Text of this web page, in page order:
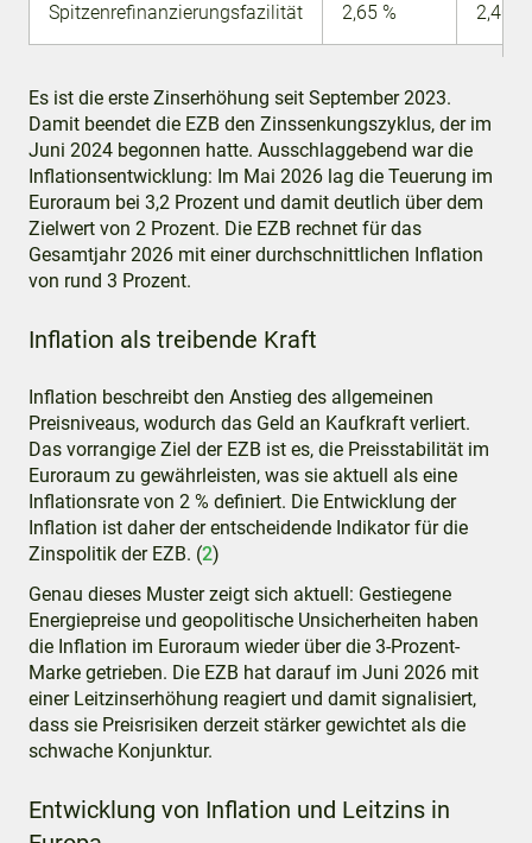
Spitzenrefinanzierungsfazilität 2,65 % 2,40 %
Es ist die erste Zinserhöhung seit September 2023.
Damit beendet die EZB den Zinssenkungszyklus, der im
Juni 2024 begonnen hatte. Ausschlaggebend war die
Inflationsentwicklung: Im Mai 2026 lag die Teuerung im
Euroraum bei 3,2 Prozent und damit deutlich über dem
Zielwert von 2 Prozent. Die EZB rechnet für das
Gesamtjahr 2026 mit einer durchschnittlichen Inflation
von rund 3 Prozent.
Inflation als treibende Kraft
Inflation beschreibt den Anstieg des allgemeinen
Preisniveaus, wodurch das Geld an Kaufkraft verliert.
Das vorrangige Ziel der EZB ist es, die Preisstabilität im
Euroraum zu gewährleisten, was sie aktuell als eine
Inflationsrate von 2 % definiert. Die Entwicklung der
Inflation ist daher der entscheidende Indikator für die
Zinspolitik der EZB. (2)
Genau dieses Muster zeigt sich aktuell: Gestiegene
Energiepreise und geopolitische Unsicherheiten haben
die Inflation im Euroraum wieder über die 3-Prozent-
Marke getrieben. Die EZB hat darauf im Juni 2026 mit
einer Leitzinserhöhung reagiert und damit signalisiert,
dass sie Preisrisiken derzeit stärker gewichtet als die
schwache Konjunktur.
Entwicklung von Inflation und Leitzins in